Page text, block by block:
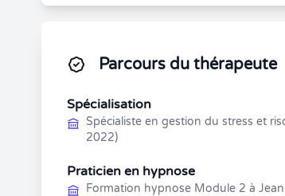
Parcours du thérapeute
Spécialisation
Spécialiste en gestion du stress et
2022)
Praticien en hypnose
Formation hypnose Module 2 à